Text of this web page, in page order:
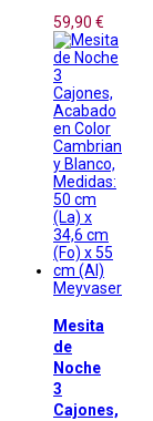
59,90 €
Meyvaser
Mesita
de
Noche
3
Cajones,